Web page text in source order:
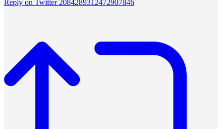
Reply on Twitter 2084289312472907846